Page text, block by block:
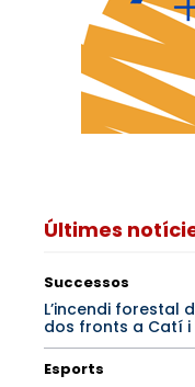
Últimes
Successos
L’incendi forestal
dos fronts a Catí i
Esports